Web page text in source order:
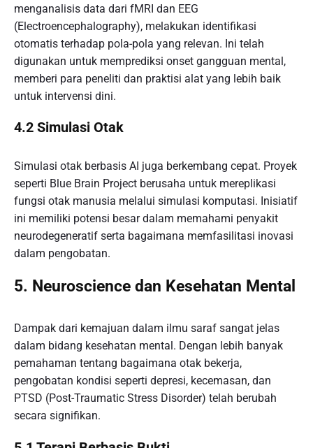
menganalisis data dari fMRI dan EEG
(Electroencephalography), melakukan identifikasi
otomatis terhadap pola-pola yang relevan. Ini telah
digunakan untuk memprediksi onset gangguan mental,
memberi para peneliti dan praktisi alat yang lebih baik
untuk intervensi dini.
4.2 Simulasi Otak
Simulasi otak berbasis AI juga berkembang cepat. Proyek
seperti Blue Brain Project berusaha untuk mereplikasi
fungsi otak manusia melalui simulasi komputasi. Inisiatif
ini memiliki potensi besar dalam memahami penyakit
neurodegeneratif serta bagaimana memfasilitasi inovasi
dalam pengobatan.
5. Neuroscience dan Kesehatan Mental
Dampak dari kemajuan dalam ilmu saraf sangat jelas
dalam bidang kesehatan mental. Dengan lebih banyak
pemahaman tentang bagaimana otak bekerja,
pengobatan kondisi seperti depresi, kecemasan, dan
PTSD (Post-Traumatic Stress Disorder) telah berubah
secara signifikan.